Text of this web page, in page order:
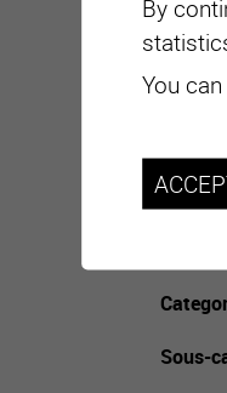
Site
Sous-
By
You